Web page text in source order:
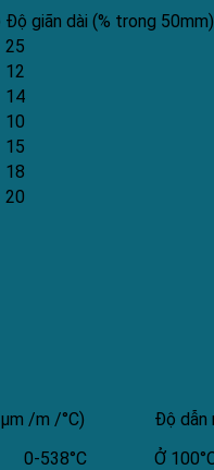
Độ giãn dài (% trong 50mm)
25
12
14
10
15
18
20
/m /°C) Độ dẫn
0-538°C Ở